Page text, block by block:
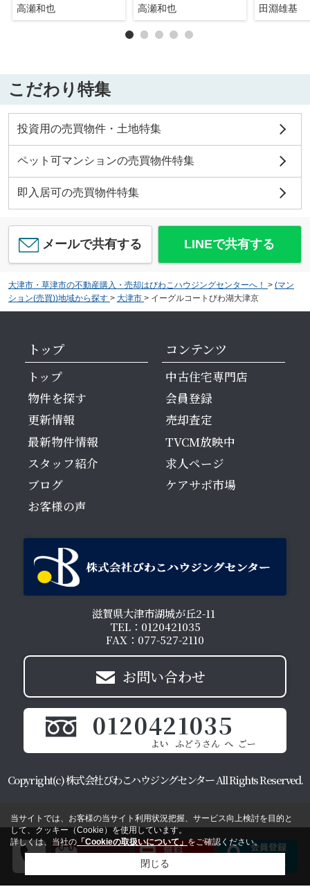
高瀬和也 高瀬和也 田淵雄基
こだわり特集
投資用の売買物件・土地特集
ペット可マンションの売買物件特集
即入居可の売買物件特集
メールで共有する LINEで共有する
大津市・草津市の不動産購入・売却はびわこハウジングセンターへ！ > (マン
ション(売買))地域から探す > 大津市 > イーグルコートびわ湖大津京
トップ
トップ
物件を探す
更新情報
最新物件情報
スタッフ紹介
ブログ
お客様の声
コンテンツ
中古住宅専門店
会員登録
売却査定
TVCM放映中
求人ページ
ケアサポ市場
滋賀県大津市湖城が丘2-11
TEL：0120421035
FAX：077-527-2110
お問い合わせ
0120421035
Copyright(c) 株式会社びわこハウジングセンター All Rights Reserved.
当サイトでは、お客様の当サイト利用状況把握、サービス向上検討を目的と
して、クッキー（Cookie）を使用しています。
詳しくは、当社の 「Cookieの取扱いについて」 をご確認ください。
閉じる